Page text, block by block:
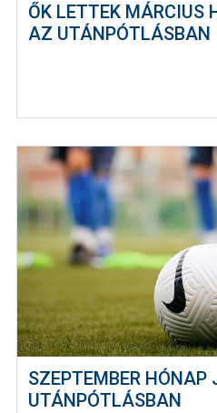
ŐK LETTEK MÁRCIUS
AZ UTÁNPÓTLÁSBAN
SZEPTEMBER
UTÁNPÓTLÁSBAN